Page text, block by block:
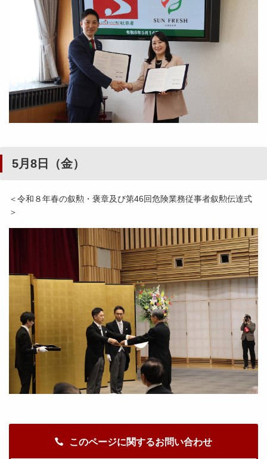
5月8日（金）
＜令和８年春の叙勲・褒章及び第46回危険業務従事者叙勲伝達式
＞
このページに関するお問い合わせ